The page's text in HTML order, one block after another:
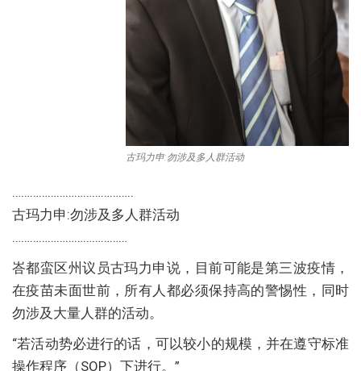
古玛力申:勿涉及多人群活动
…………………………………..
古玛力申:勿涉及多人群活动
…………………………………
峇都蛮区州议员古玛力申说，目前可能是第三波疫情，
在疫苗未面世前，所有人都必须保持高的警惕性，同时
勿涉及大量人群的活动。
“若活动势必进行的话，可以较小的规模，并在遵守标准
操作程序（SOP）下进行。”